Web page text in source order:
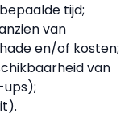
tijd;
van
en/of kosten;
van